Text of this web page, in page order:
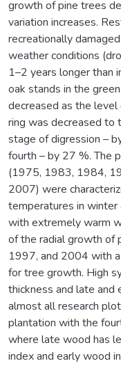
growth of pine trees
variation increases.
recreationally
weather conditions
1–2 years longer than
oak stands in the
decreased as the
ring was decreased to
stage of digression –
fourth – by 27 %. The
(1975, 1983, 1984,
2007) were
temperatures in
with extremely warm
of the radial growth of
1997, and 2004 with
for tree growth. High
thickness and late and
almost all research
plantation with the
where late wood has
index and early wood